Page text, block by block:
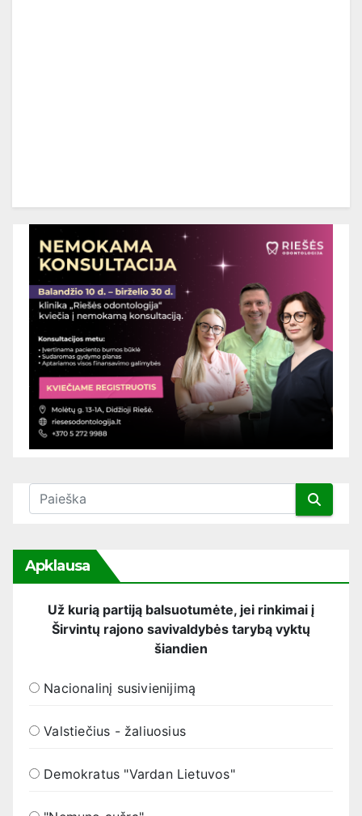
Apklausa
Už kurią partiją balsuotumėte, jei rinkimai į
Širvintų rajono savivaldybės tarybą vyktų
šiandien
Nacionalinį susivienijimą
Valstiečius - žaliuosius
Demokratus "Vardan Lietuvos"